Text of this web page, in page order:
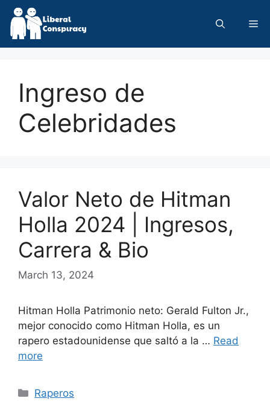
Skip
content
Ingreso de
Celebridades
Valor Neto de Hitman
Holla 2024 | Ingresos,
Carrera & Bio
March 13, 2024
Hitman Holla Patrimonio neto: Gerald Fulton Jr.,
mejor conocido como Hitman Holla, es un
rapero estadounidense que saltó a la … Read
more
Categories
Raperos